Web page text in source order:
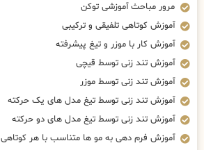
مرور مباحث آموزشی توکن
آموزش کوتاهی تلفیقی و ترکیبی
آموزش کار با موزر و تیغ پیشرفته
آموزش تند زنی توسط قیچی
آموزش تند زنی توسط موزر
آموزش تند زنی توسط تیغ مدل های یک حرکته
آموزش تند زنی توسط تیغ مدل های دو حرکته
آموزش فرم دهی به مو ها متناسب با هر کوتاهی